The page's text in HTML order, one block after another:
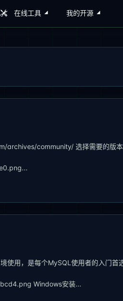
在线工具 我的开源
archives/community/ 选择需要的版
使用，是每个MySQL使用者的入门首
Windows安装...